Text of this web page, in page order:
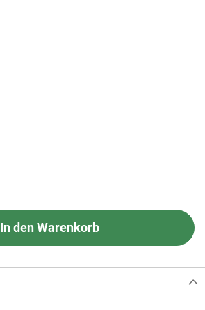
In den Warenkorb